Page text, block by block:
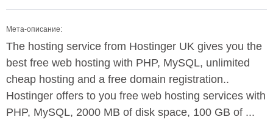
Мета-описание:
The hosting service from Hostinger UK gives you the
best free web hosting with PHP, MySQL, unlimited
cheap hosting and a free domain registration..
Hostinger offers to you free web hosting services with
PHP, MySQL, 2000 MB of disk space, 100 GB of ...